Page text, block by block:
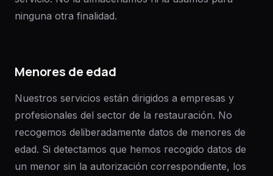
ninguna otra finalidad.
Menores de edad
Nuestros servicios están dirigidos a empresas y
profesionales del sector de la restauración. No
recogemos deliberadamente datos de menores de
edad. Si detectamos que hemos recogido datos de
un menor sin la autorización correspondiente, los